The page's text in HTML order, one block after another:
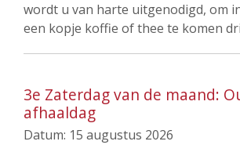
wordt u van harte uitgenodigd, om
een kopje koffie of thee te komen
3e Zaterdag van de maand:
afhaaldag
Datum: 15 augustus 2026